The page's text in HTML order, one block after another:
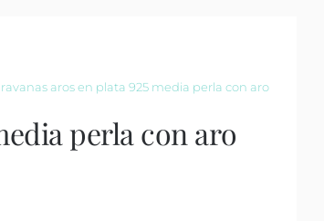
aros en plata 925 media perla con aro
perla con aro